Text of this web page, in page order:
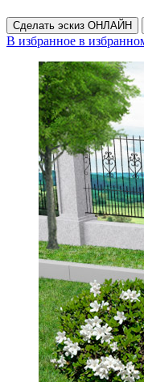
Сделать эскиз ОНЛАЙН
В избранное в